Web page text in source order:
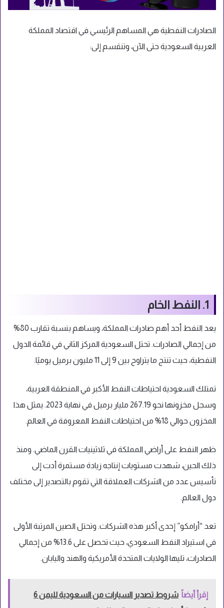
الصادرات النفطية هي المساهم الرئيسي في اقتصاد المملكة
العربية السعودية حتى الآن، وتنقسم إلى:
1. النفط الخام
يعد النفط أحد أهم صادرات المملكة، ويساهم بنسبة تقارب 80%
من إجمالي الصادرات. تحتل السعودية المركز الثاني في قائمة الدول
النفطية، حيث تنتج ما يتراوح بين 9 إلى 11 مليون برميل يوميًا.
تمتلك السعودية احتياطات النفط الأكبر في المنطقة العربية،
وسجل مخزونها نحو 267.19 مليار برميل في نهاية 2023. يمثل هذا
المخزون حوالي 18% من احتياطات النفط المعروفة في العالم.
ظهر النفط على أراضي المملكة في ثلاثينيات القرن الماضي. ومنذ
ذلك الحين، شهدت مستويات إنتاجه زيادة مستمرة أدت إلى
تأسيس عدد من الشركات العملاقة التي تقوم بالتصدير إلى مختلف
دول العالم.
تعد “أرامكو” إحدى أكبر هذه الشركات. وتحتل الصين المرتبة الأولى
في استيراد النفط السعودي، حيث تحصل على 13.6% من إجمالي
الصادرات، تليها الولايات المتحدة الأمريكية والهند واليابان.
إقرأ أيضاً
شروط تصدير السيارات من السعودية لليمن 6